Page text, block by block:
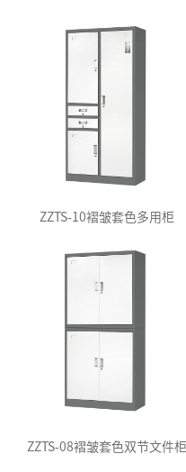
ZZTS-10褶皱套色多用柜
ZZTS-08褶皱套色双节文件柜